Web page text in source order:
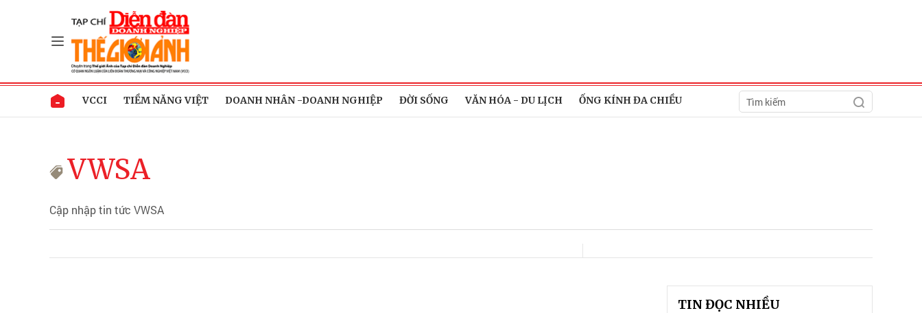
VCCI TIỀM NĂNG VIỆT DOANH NHÂN -DOANH NGHIỆP ĐỜI SỐNG VĂN HÓA - DU LỊCH ỐNG KÍNH ĐA CHIỀU
VWSA
Cập nhập tin tức VWSA
TIN ĐỌC NHIỀU